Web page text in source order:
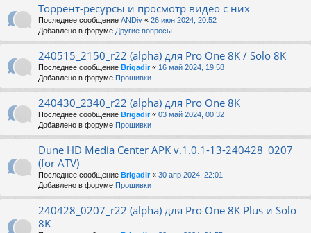
Торрент-ресурсы и просмотр видео с них
Последнее сообщение ANDiv « 26 июн 2024, 20:52
Добавлено в форуме Другие вопросы
240515_2150_r22 (alpha) для Pro One 8K / Solo 8K
Последнее сообщение Brigadir« 16 май 2024, 19:58
Добавлено в форуме Прошивки
240430_2340_r22 (alpha) для Pro One 8K
Последнее сообщение Brigadir« 03 май 2024, 00:32
Добавлено в форуме Прошивки
Dune HD Media Center APK v.1.0.1-13-240428_0207
(for ATV)
Последнее сообщение Brigadir« 30 апр 2024, 22:01
Добавлено в форуме Прошивки
240428_0207_r22 (alpha) для Pro One 8K Plus и Solo
8K